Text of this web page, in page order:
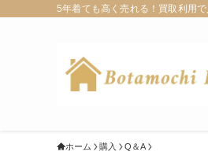
5年着ても高く売れる！買取利用
ホーム 購入 Q＆A